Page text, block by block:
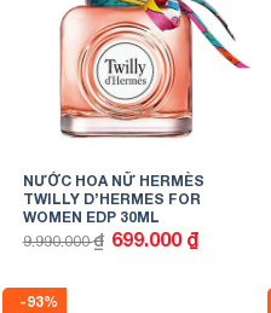
NƯỚC HOA NỮ HERMÈS
TWILLY D’HERMES FOR
WOMEN EDP 30ML
9.990.000₫ Giá
gốc
699.000 ₫Giá
hiện
699.000 ₫.
-93%